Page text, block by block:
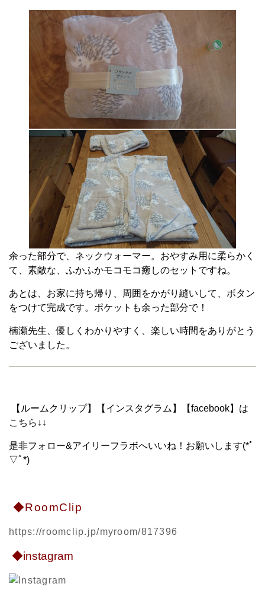
余った部分で、ネックウォーマー。おやすみ用に柔らかく
て、素敵な、ふかふかモコモコ癒しのセットですね。
あとは、お家に持ち帰り、周囲をかがり縫いして、ボタン
をつけて完成です。ポケットも余った部分で！
楠瀬先生、優しくわかりやすく、楽しい時間をありがとう
ございました。
【ルームクリップ】【インスタグラム】【facebook】は
こちら↓↓
是非フォロー&アイリーフラボへいいね！お願いします(*ﾟ
▽ﾟ*)
◆RoomClip
https://roomclip.jp/myroom/817396
◆instagram